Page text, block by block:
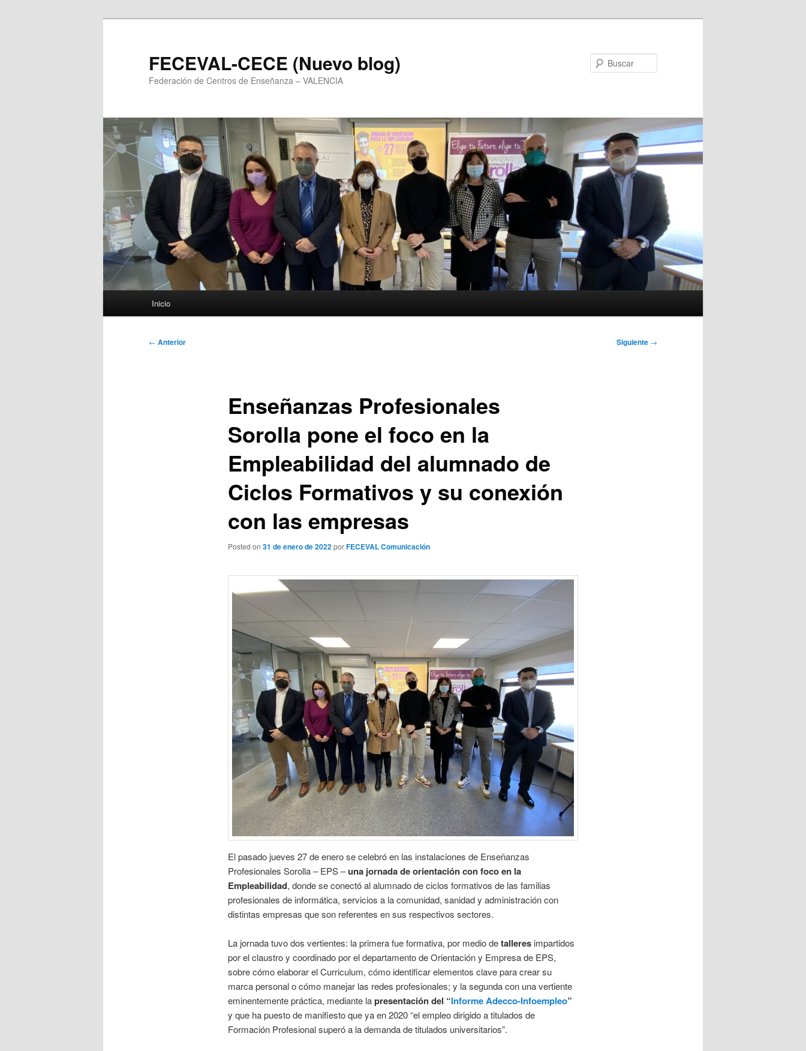
FECEVAL-CECE (Nuevo blog)
Federación de Centros de Enseñanza – VALENCIA
Inicio
Navegación
← Anterior Siguiente →
Enseñanzas Profesionales
Sorolla pone el foco en la
Empleabilidad del alumnado de
Ciclos Formativos y su conexión
con las empresas
Posted on 31 de enero de 2022porFECEVAL Comunicación
El pasado jueves 27 de enero se celebró en las instalaciones de Enseñanzas
Profesionales Sorolla – EPS –una jornada de orientación con foco en la
Empleabilidad, donde se conectó al alumnado de ciclos formativos de las familias
profesionales de informática, servicios a la comunidad, sanidad y administración con
distintas empresas que son referentes en sus respectivos sectores.
La jornada tuvo dos vertientes: la primera fue formativa, por medio detalleres impartidos
por el claustro y coordinado por el departamento de Orientación y Empresa de EPS,
sobre cómo elaborar el Curriculum, cómo identificar elementos clave para crear su
marca personal o cómo manejar las redes profesionales; y la segunda con una vertiente
eminentemente práctica, mediante lapresentación del “Informe Adecco-Infoempleo”
y que ha puesto de manifiesto que ya en 2020 “el empleo dirigido a titulados de
Formación Profesional superó a la demanda de titulados universitarios”.